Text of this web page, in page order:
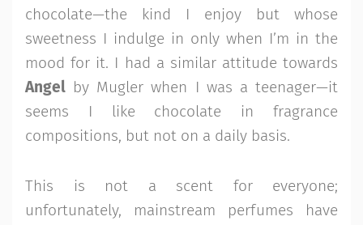
chocolate—the kind I enjoy but whose
sweetness I indulge in only when I’m in the
mood for it. I had a similar attitude towards
Angel by Mugler when I was a teenager—it
seems I like chocolate in fragrance
compositions, but not on a daily basis.
This is not a scent for everyone;
unfortunately, mainstream perfumes have